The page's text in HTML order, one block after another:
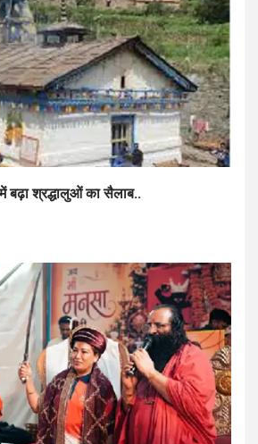
में बढ़ा श्रद्धालुओं का सैलाब..